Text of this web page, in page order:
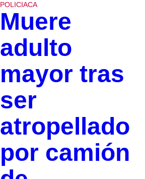
POLICIACA
Muere
adulto
mayor tras
ser
atropellado
por camión